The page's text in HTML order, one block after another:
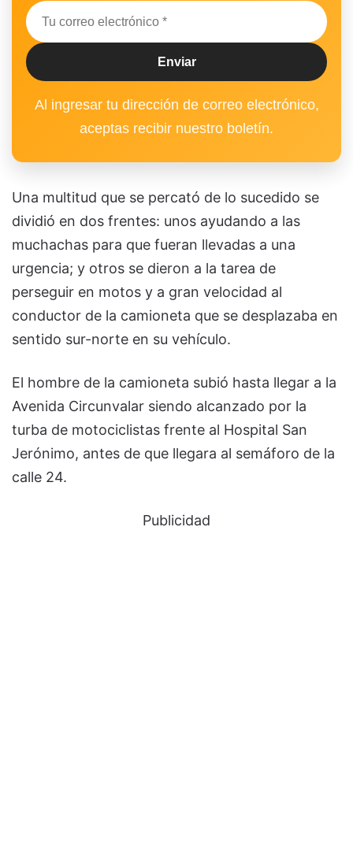
Al ingresar tu dirección de correo electrónico,
aceptas recibir nuestro boletín.
Una multitud que se percató de lo sucedido se
dividió en dos frentes: unos ayudando a las
muchachas para que fueran llevadas a una
urgencia; y otros se dieron a la tarea de
perseguir en motos y a gran velocidad al
conductor de la camioneta que se desplazaba en
sentido sur-norte en su vehículo.
El hombre de la camioneta subió hasta llegar a la
Avenida Circunvalar siendo alcanzado por la
turba de motociclistas frente al Hospital San
Jerónimo, antes de que llegara al semáforo de la
calle 24.
Publicidad